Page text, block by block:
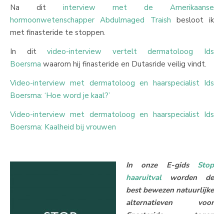
Na dit interview met de Amerikaanse
hormoonwetenschapper Abdulmaged Traish besloot ik
met finasteride te stoppen.
In ditvideo-interview vertelt dermatoloog Ids
Boersma waarom hij finasteride en Dutasride veilig vindt.
Video-interview met dermatoloog en haarspecialist Ids
Boersma: ‘Hoe word je kaal?’
Video-interview met dermatoloog en haarspecialist Ids
Boersma: Kaalheid bij vrouwen
In onze E-gids Stop
haaruitvalworden de
best bewezen natuurlijke
alternatieven voor